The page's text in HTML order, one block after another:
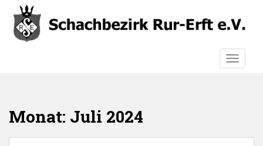
Monat: Juli 2024